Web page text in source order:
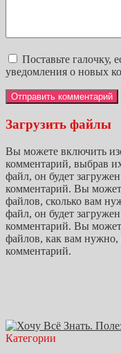
Поставьте галочку,
уведомления о новых
Загрузить файлы
Вы можете включить
комментарий, выбрав
файл, он будет
комментарий. Вы
файлов, сколько вам
файл, он будет
комментарий. Вы
файлов, как вам
комментарий.
Категории